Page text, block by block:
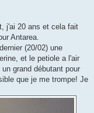
j'ai 20 ans et cela fait
Antarea.
(20/02) une
et le petiole a l'air
grand débutant pour
que je me trompe! Je